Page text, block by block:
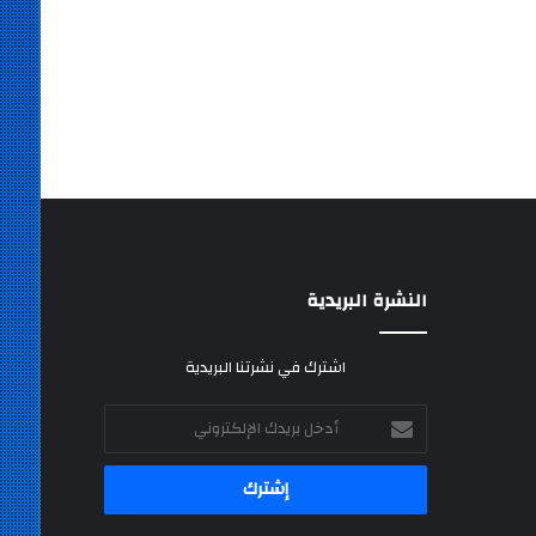
النشرة البريدية
اشترك في نشرتنا البريدية
أدخل
بريدك
الإلكتروني